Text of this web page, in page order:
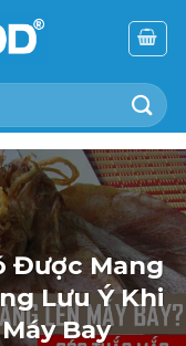
Được Mang
Lưu Ý Khi
Bay